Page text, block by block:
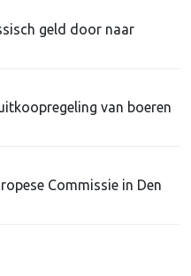
geld door naar
van boeren
Commissie in Den